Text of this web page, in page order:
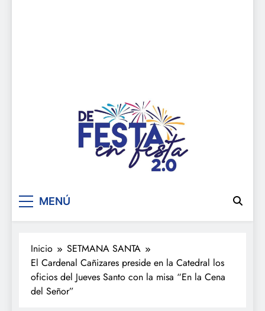
De festa en festa 2.0
MENÚ
Inicio
SETMANA SANTA
El Cardenal Cañizares preside en la Catedral los
oficios del Jueves Santo con la misa “En la Cena
del Señor”